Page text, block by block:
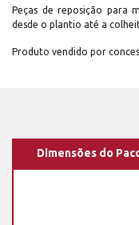
Peças de reposição para
desde o plantio até a
Produto vendido por
Dimensões do